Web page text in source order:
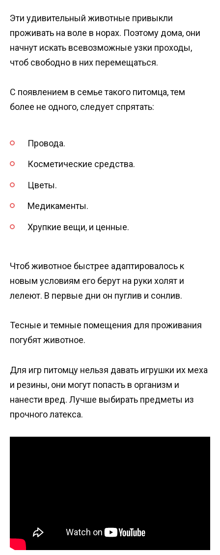
Эти удивительный животные привыкли
проживать на воле в норах. Поэтому дома, они
начнут искать всевозможные узки проходы,
чтоб свободно в них перемещаться.
С появлением в семье такого питомца, тем
более не одного, следует спрятать:
Провода.
Косметические средства.
Цветы.
Медикаменты.
Хрупкие вещи, и ценные.
Чтоб животное быстрее адаптировалось к
новым условиям его берут на руки холят и
лелеют. В первые дни он пуглив и сонлив.
Тесные и темные помещения для проживания
погубят животное.
Для игр питомцу нельзя давать игрушки их меха
и резины, они могут попасть в организм и
нанести вред. Лучше выбирать предметы из
прочного латекса.